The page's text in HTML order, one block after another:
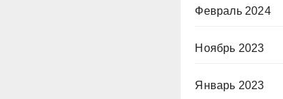
Февраль 2024
Ноябрь 2023
Январь 2023